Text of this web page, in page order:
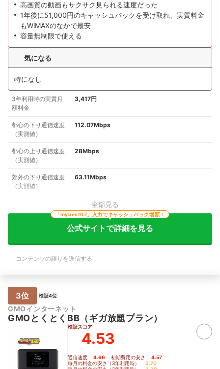
高画質の動画もサクサク見られる速度だった
1年後に51,000円のキャッシュバックを受け取れ、実質料金
もWiMAXのなかで最安
容量無制限で使える
気になる
特になし
3年利用時の実質月
額料金
3,417円
都心の下り通信速度
（実測値）
112.07Mbps
都心の上り通信速度
（実測値）
28Mbps
郊外の下り通信速度
（実測値）
63.11Mbps
全部見る
公式サイトで詳細を見る
「mybest07」入力でキャッシュバック増額！
コンテンツの誤りを送信する
3位 検証4位
GMOインターネット
GMOとくとくBB（ギガ放題プラン）
検証スコア
4.53
通信速度 4.66 初期費用の安さ 4.57
毎月の料金の安さ（3年利用時） 3.70